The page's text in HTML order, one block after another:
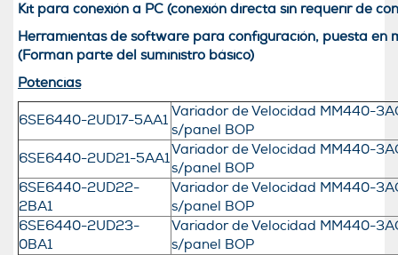
Kit para conexión a PC (conexión directa sin requerir de
Herramientas de software para configuración, puesta
(Forman parte del suministro básico)
Potencias
6SE6440-2UD17-5AA1
Variador de Velocidad MM440-
s/panel BOP
6SE6440-2UD21-5AA1
Variador de Velocidad MM440-
s/panel BOP
6SE6440-2UD22-
2BA1
Variador de Velocidad MM440-
s/panel BOP
6SE6440-2UD23-
0BA1
Variador de Velocidad MM440-
s/panel BOP